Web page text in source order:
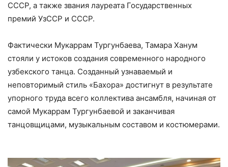
СССР, а также звания лауреата Государственных
премий УзССР и СССР.
Фактически Мукаррам Тургунбаева, Тамара Ханум
стояли у истоков создания современного народного
узбекского танца. Созданный узнаваемый и
неповторимый стиль «Бахора» достигнут в результате
упорного труда всего коллектива ансамбля, начиная от
самой Мукаррам Тургунбаевой и заканчивая
танцовщицами, музыкальным составом и костюмерами.